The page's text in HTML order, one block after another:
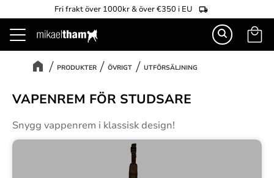
Meny
Fri frakt över 1000kr & över €350 i EU
PRODUKTER ÖVRIGT UTFÖRSÄLJNING
VAPENREM FÖR STUDSARE
Snygg vappenrem i klassisk design!